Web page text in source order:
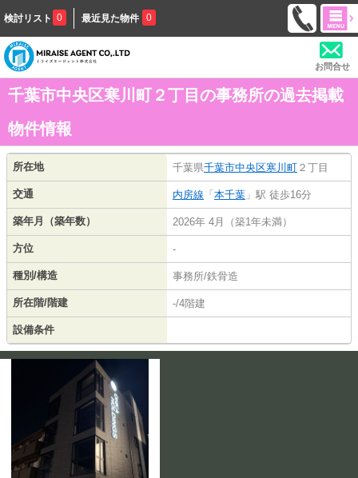
検討リスト 0 最近見た物件 0
お問合せ
千葉市中央区寒川町２丁目の事務所の過去掲載
物件情報
所在地 千葉県千葉市中央区寒川町 ２丁目
交通 内房線 「 本千葉 」駅 徒歩16分
築年月（築年数） 2026年 4月（築1年未満）
方位 -
種別/構造 事務所/鉄骨造
所在階/階建 -/4階建
設備条件